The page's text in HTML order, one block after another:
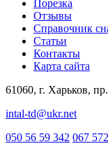
Порезка
Отзывы
Справочник
Статьи
Контакты
Карта сайта
61060, г. Харьков,
intal-td@ukr.net
050 56 59 342 067